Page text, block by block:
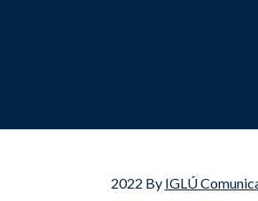
2022 By IGLÚ